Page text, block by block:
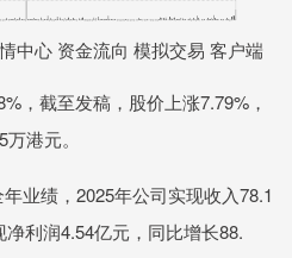
中心 资金流向 模拟交易 客户端
截至发稿，股价上涨7.79%，
港元。
绩，2025年公司实现收入78.1
利润4.54亿元，同比增长88.